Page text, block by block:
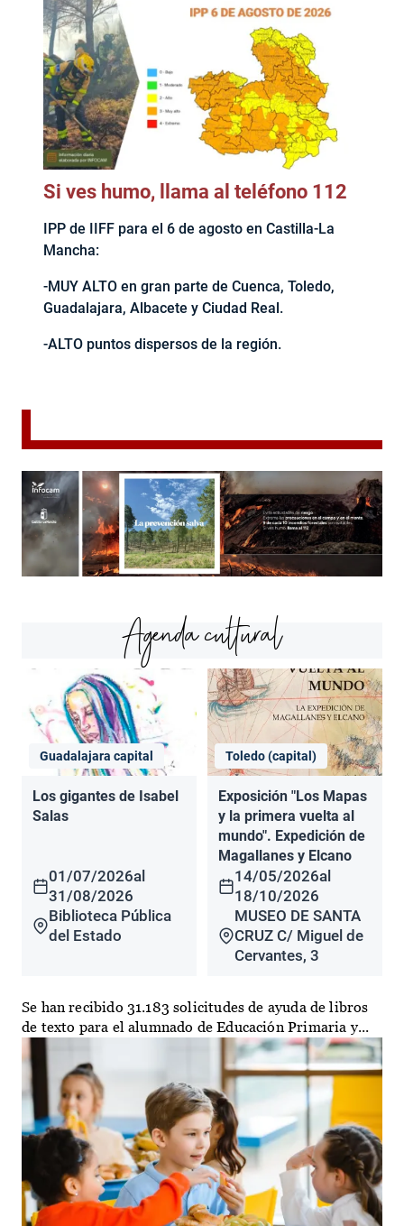
Si ves humo, llama al teléfono 112
IPP de IIFF para el 6 de agosto en Castilla-La
Mancha:
-MUY ALTO en gran parte de Cuenca, Toledo,
Guadalajara, Albacete y Ciudad Real.
-ALTO puntos dispersos de la región.
Agenda cultural
Guadalajara capital
Los gigantes de Isabel
Salas
01/07/2026al
31/08/2026
Biblioteca Pública
del Estado
Toledo (capital)
Exposición "Los Mapas
y la primera vuelta al
mundo". Expedición de
Magallanes y Elcano
14/05/2026al
18/10/2026
MUSEO DE SANTA
CRUZ C/ Miguel de
Cervantes, 3
Se han recibido 31.183 solicitudes de ayuda de libros
de texto para el alumnado de Educación Primaria y...